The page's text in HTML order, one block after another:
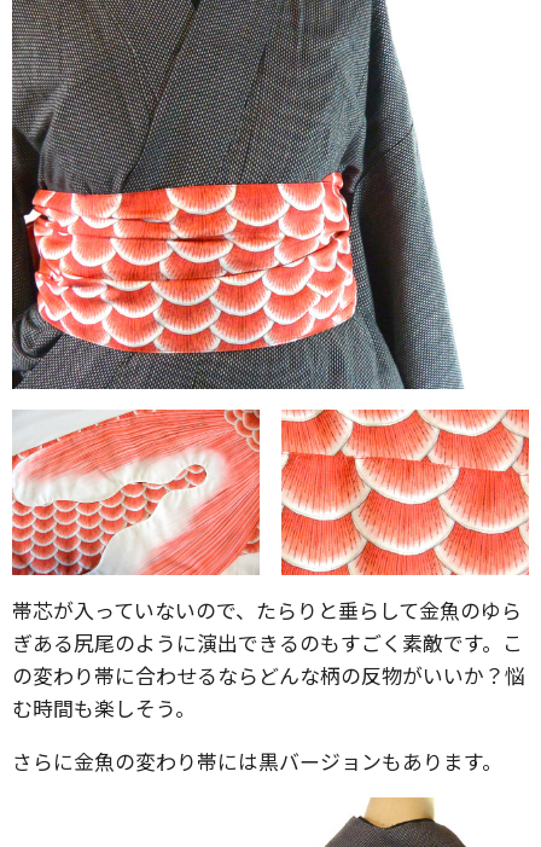
帯芯が入っていないので、たらりと垂らして金魚のゆら
ぎある尻尾のように演出できるのもすごく素敵です。こ
の変わり帯に合わせるならどんな柄の反物がいいか？悩
む時間も楽しそう。
さらに金魚の変わり帯には黒バージョンもあります。